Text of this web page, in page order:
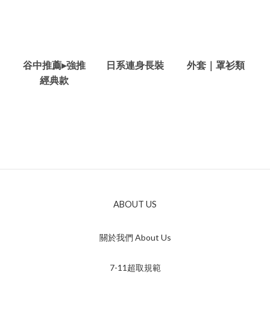
谷中推薦▸強推
經典款
日系連身長裝 外套｜罩衫類
ABOUT US
關於我們 About Us
7-11超取規範